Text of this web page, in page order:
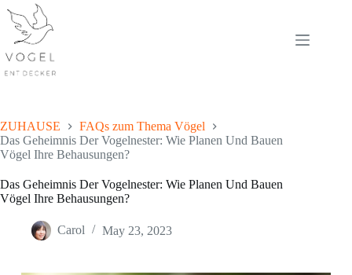
content
ZUHAUSE
FAQs zum Thema Vögel
Das Geheimnis Der Vogelnester: Wie Planen Und Bauen
Vögel Ihre Behausungen?
Das Geheimnis Der Vogelnester: Wie Planen Und Bauen
Vögel Ihre Behausungen?
Carol May 23, 2023